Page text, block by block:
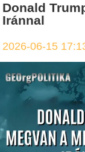
Donald
Iránnal
2026-06-15